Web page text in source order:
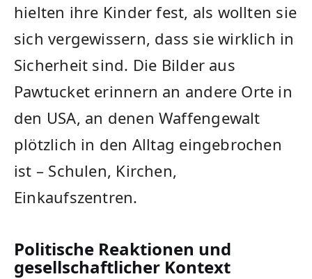
hielten ihre Kinder fest, als wollten sie
sich vergewissern, dass sie wirklich in
Sicherheit sind. Die Bilder aus
Pawtucket erinnern an andere Orte in
den USA, an denen Waffengewalt
plötzlich in den Alltag eingebrochen
ist – Schulen, Kirchen,
Einkaufszentren.
Politische Reaktionen und
gesellschaftlicher Kontext